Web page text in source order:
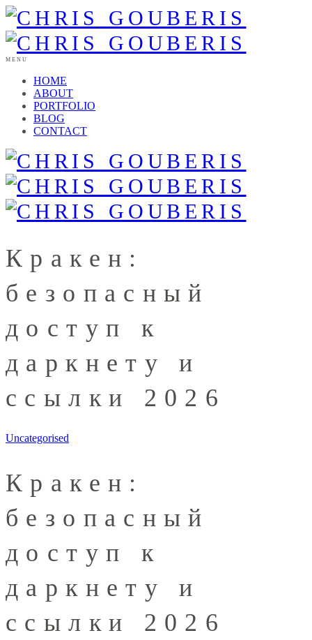
MENU
HOME
ABOUT
PORTFOLIO
BLOG
CONTACT
Кракен:
безопасный
доступ к
даркнету и
ссылки 2026
Uncategorised
Кракен:
безопасный
доступ к
даркнету и
ссылки 2026